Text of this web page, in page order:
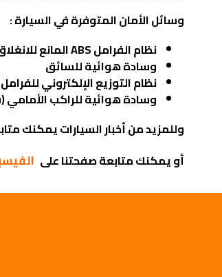
وسائل الأمان المتوفرة في السيارة :
نظام الفرامل ABS المانع للانغلاق
وسادة هوائية للسائق
نظام التوزيع الإلكتروني للفرامل EBD
وسادة هوائية للراكب الأمامي
وللمزيد من أخبار السيارات يمكنك
أو يمكنك متابعة صفحتنا على